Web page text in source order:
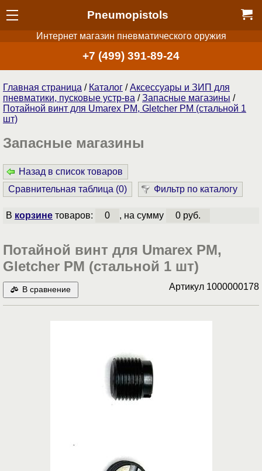
Pneumopistols
Интернет магазин пневматического оружия
+7 (499) 391-89-24
Главная страница / Каталог /Аксессуары и ЗИП для
пневматики, пусковые устр-ва /Запасные магазины /
Потайной винт для Umarex PM, Gletcher PM (стальной 1
шт)
Запасные магазины
Назад в список товаров
Сравнительная таблица (0) Фильтр по каталогу
В корзинетоваров: 0 , на сумму 0 руб.
Потайной винт для Umarex PM,
Gletcher PM (стальной 1 шт)
В сравнение Артикул 1000000178